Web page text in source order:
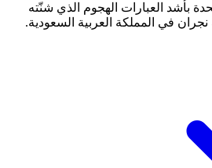
بأشد العبارات الهجوم الذي شنّته
في المملكة العربية السعودية.